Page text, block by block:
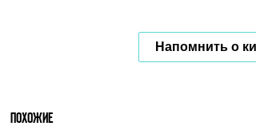
Напомнить о
ПОХОЖИЕ